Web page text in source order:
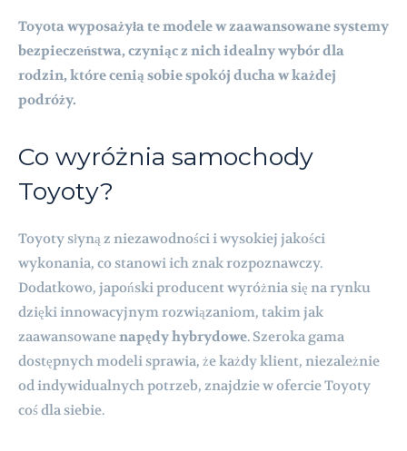
Toyota wyposażyła te modele w zaawansowane systemy
bezpieczeństwa, czyniąc z nich idealny wybór dla
rodzin, które cenią sobie spokój ducha w każdej
podróży.
Co wyróżnia samochody
Toyoty?
Toyoty słyną z niezawodności i wysokiej jakości
wykonania, co stanowi ich znak rozpoznawczy.
Dodatkowo, japoński producent wyróżnia się na rynku
dzięki innowacyjnym rozwiązaniom, takim jak
zaawansowanenapędy hybrydowe. Szeroka gama
dostępnych modeli sprawia, że każdy klient, niezależnie
od indywidualnych potrzeb, znajdzie w ofercie Toyoty
coś dla siebie.